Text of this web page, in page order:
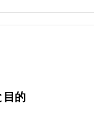
目的